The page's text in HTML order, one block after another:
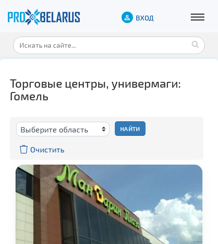
ВХОД
Торговые центры, универмаги:
Гомель
НАЙТИ
Очистить